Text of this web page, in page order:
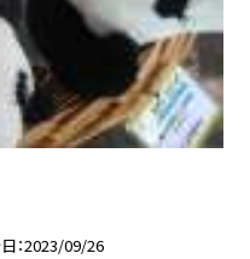
2023/09/26